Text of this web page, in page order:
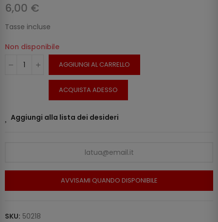
6,00 €
Tasse incluse
Non disponibile
AGGIUNGI AL CARRELLO
ACQUISTA ADESSO
Aggiungi alla lista dei desideri
AVVISAMI QUANDO DISPONIBILE
SKU: 50218